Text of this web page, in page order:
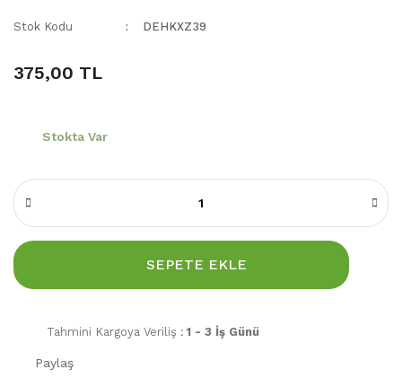
Stok Kodu DEHKXZ39
375,00 TL
Stokta Var
SEPETE EKLE
Tahmini Kargoya Veriliş : 1 - 3 İş Günü
Paylaş